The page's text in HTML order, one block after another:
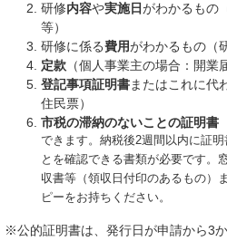
研修内容や実施日がわかるもの
等）
研修に係る費用がわかるもの（
定款 （個人事業主の場合：開業
登記事項証明書またはこれに代
住民票）
市税の滞納のないことの証明書
できます。納税後2週間以内に証
とを確認できる書類が必要です。
収書等（領収日付印のあるもの）
ピーをお持ちください。
​※公的証明書は、発行日が申請から3